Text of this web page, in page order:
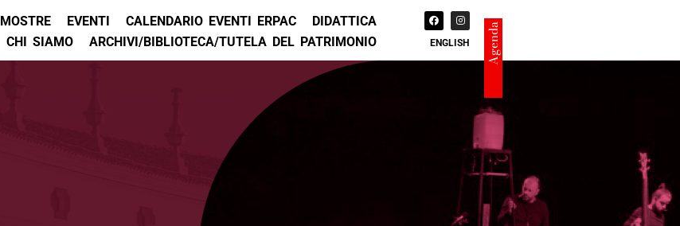
MOSTRE EVENTI CALENDARIO EVENTI ERPAC
DIDATTICA
CHI SIAMO ARCHIVI/BIBLIOTECA/TUTELA DEL PATRIMONIO ENGLISH Agenda